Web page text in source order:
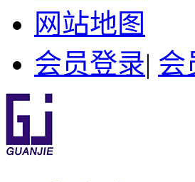
网站地图
会员登录| 会